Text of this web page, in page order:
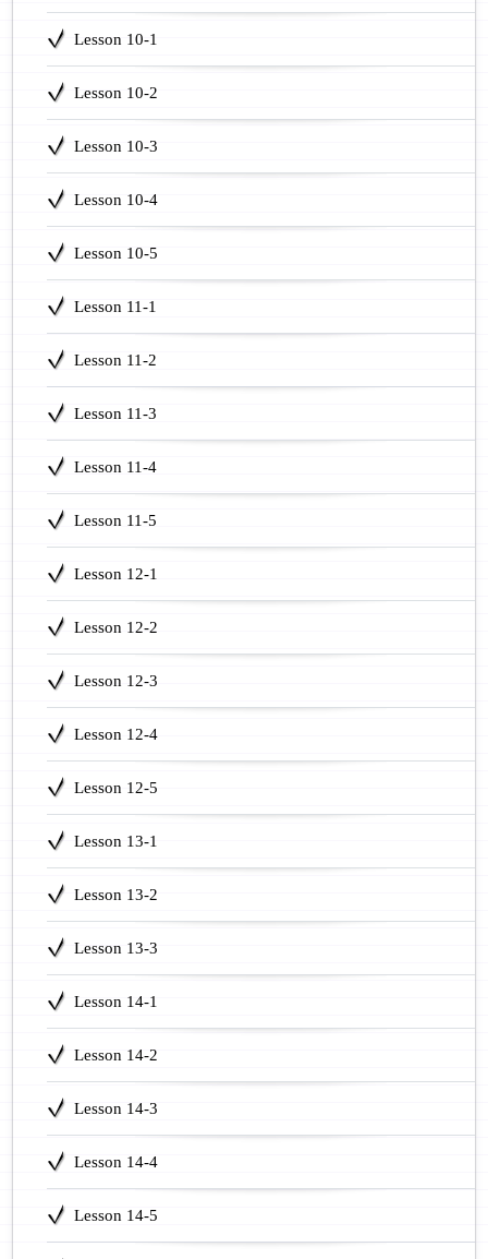
Lesson 10-1
Lesson 10-2
Lesson 10-3
Lesson 10-4
Lesson 10-5
Lesson 11-1
Lesson 11-2
Lesson 11-3
Lesson 11-4
Lesson 11-5
Lesson 12-1
Lesson 12-2
Lesson 12-3
Lesson 12-4
Lesson 12-5
Lesson 13-1
Lesson 13-2
Lesson 13-3
Lesson 14-1
Lesson 14-2
Lesson 14-3
Lesson 14-4
Lesson 14-5